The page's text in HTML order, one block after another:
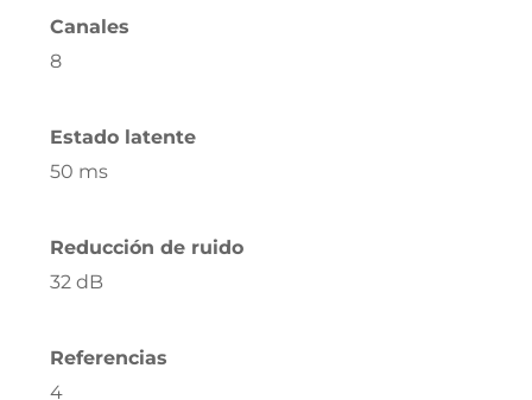
Canales
8
Estado latente
50 ms
Reducción de ruido
32 dB
Referencias
4